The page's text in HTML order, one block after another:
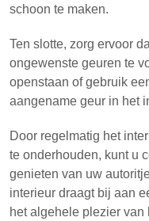
schoon te maken.
Ten slotte, zorg ervoor
ongewenste geuren te
openstaan of gebruik
aangename geur in het
Door regelmatig het
te onderhouden, kunt u
genieten van uw
interieur draagt bij aan
het algehele plezier van